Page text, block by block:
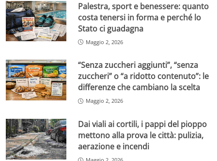
Palestra, sport e benessere: quanto
costa tenersi in forma e perché lo
Stato ci guadagna
Maggio 2, 2026
“Senza zuccheri aggiunti”, “senza
zuccheri” o “a ridotto contenuto”: le
differenze che cambiano la scelta
Maggio 2, 2026
Dai viali ai cortili, i pappi del pioppo
mettono alla prova le città: pulizia,
aerazione e incendi